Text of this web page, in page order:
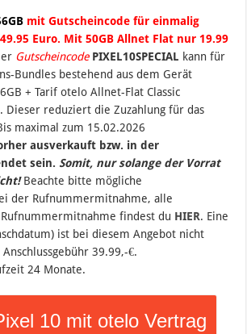
mit Gutscheincode für einmalig
Euro. Mit 50GB Allnet Flat nur 19.99
Gutscheincode PIXEL10SPECIAL kann für
Bundles bestehend aus dem Gerät
+ Tarif otelo Allnet-Flat Classic
Dieser reduziert die Zuzahlung für das
is maximal zum 15.02.2026
ausverkauft bzw. in der
sein. Somit, nur solange der Vorrat
Beachte bitte mögliche
der Rufnummermitnahme, alle
findest du HIER. Eine
ist bei diesem Angebot nicht
39.99,-€.
24 Monate.
10 mit otelo Vertrag